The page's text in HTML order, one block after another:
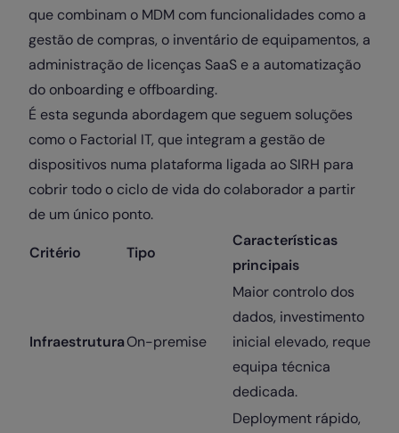
que combinam o MDM com funcionalidades como a
gestão de compras, o inventário de equipamentos, a
administração de licenças SaaS e a automatização
do onboarding e offboarding.
É esta segunda abordagem que seguem soluções
como o Factorial IT, que integram a gestão de
dispositivos numa plataforma ligada ao SIRH para
cobrir todo o ciclo de vida do colaborador a partir
de um único ponto.
Critério Tipo
Características
principais
InfraestruturaOn-premise
Maior controlo dos
dados, investimento
inicial elevado, requer
equipa técnica
dedicada.
Deployment rápido,